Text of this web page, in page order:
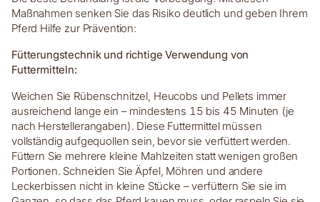
Maßnahmen senken Sie das Risiko deutlich und geben Ihrem
Pferd Hilfe zur Prävention:
Fütterungstechnik und richtige Verwendung von
Futtermitteln:
Weichen Sie Rübenschnitzel, Heucobs und Pellets immer
ausreichend lange ein – mindestens 15 bis 45 Minuten (je
nach Herstellerangaben). Diese Futtermittel müssen
vollständig aufgequollen sein, bevor sie verfüttert werden.
Füttern Sie mehrere kleine Mahlzeiten statt wenigen großen
Portionen. Schneiden Sie Äpfel, Möhren und andere
Leckerbissen nicht in kleine Stücke – verfüttern Sie sie im